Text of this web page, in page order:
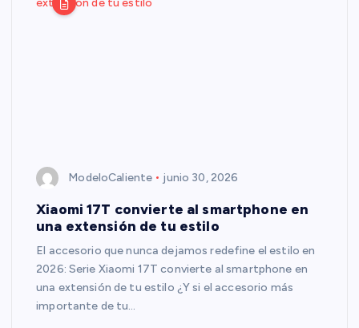
ModeloCaliente junio 30, 2026
Xiaomi 17T convierte al smartphone en
una extensión de tu estilo
El accesorio que nunca dejamos redefine el estilo en
2026: Serie Xiaomi 17T convierte al smartphone en
una extensión de tu estilo ¿Y si el accesorio más
importante de tu…